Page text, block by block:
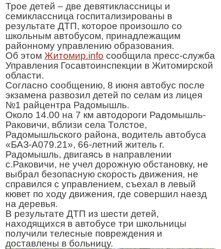
Трое детей – две девятиклассницы и
семиклассница госпитализированы в
результате ДТП, которое произошло со
школьным автобусом, принадлежащим
районному управлению образования.
Об этом Житомир.info сообщила пресс-служба
Управления Госавтоинспекции в Житомирской
области.
Согласно сообщению, 8 июня автобус после
экзамена развозил детей по селам из лицея
№1 райцентра Радомышль.
Около 14.00 на 7 км автодороги Радомышль-
Раковичи, вблизи села Толстое,
Радомышльского района, водитель автобуса
«БАЗ-А079.21», 66-летний житель г.
Радомышль, двигаясь в направлении
с.Раковичи, не учел дорожную обстановку, не
выбрал безопасную скорость движения, не
справился с управлением, съехал в левый
кювет по ходу движения, где совершил наезд
на деревья.
В результате ДТП из шести детей,
находящихся в автобусе три школьницы
получили телесные повреждения и
доставлены в больницу.